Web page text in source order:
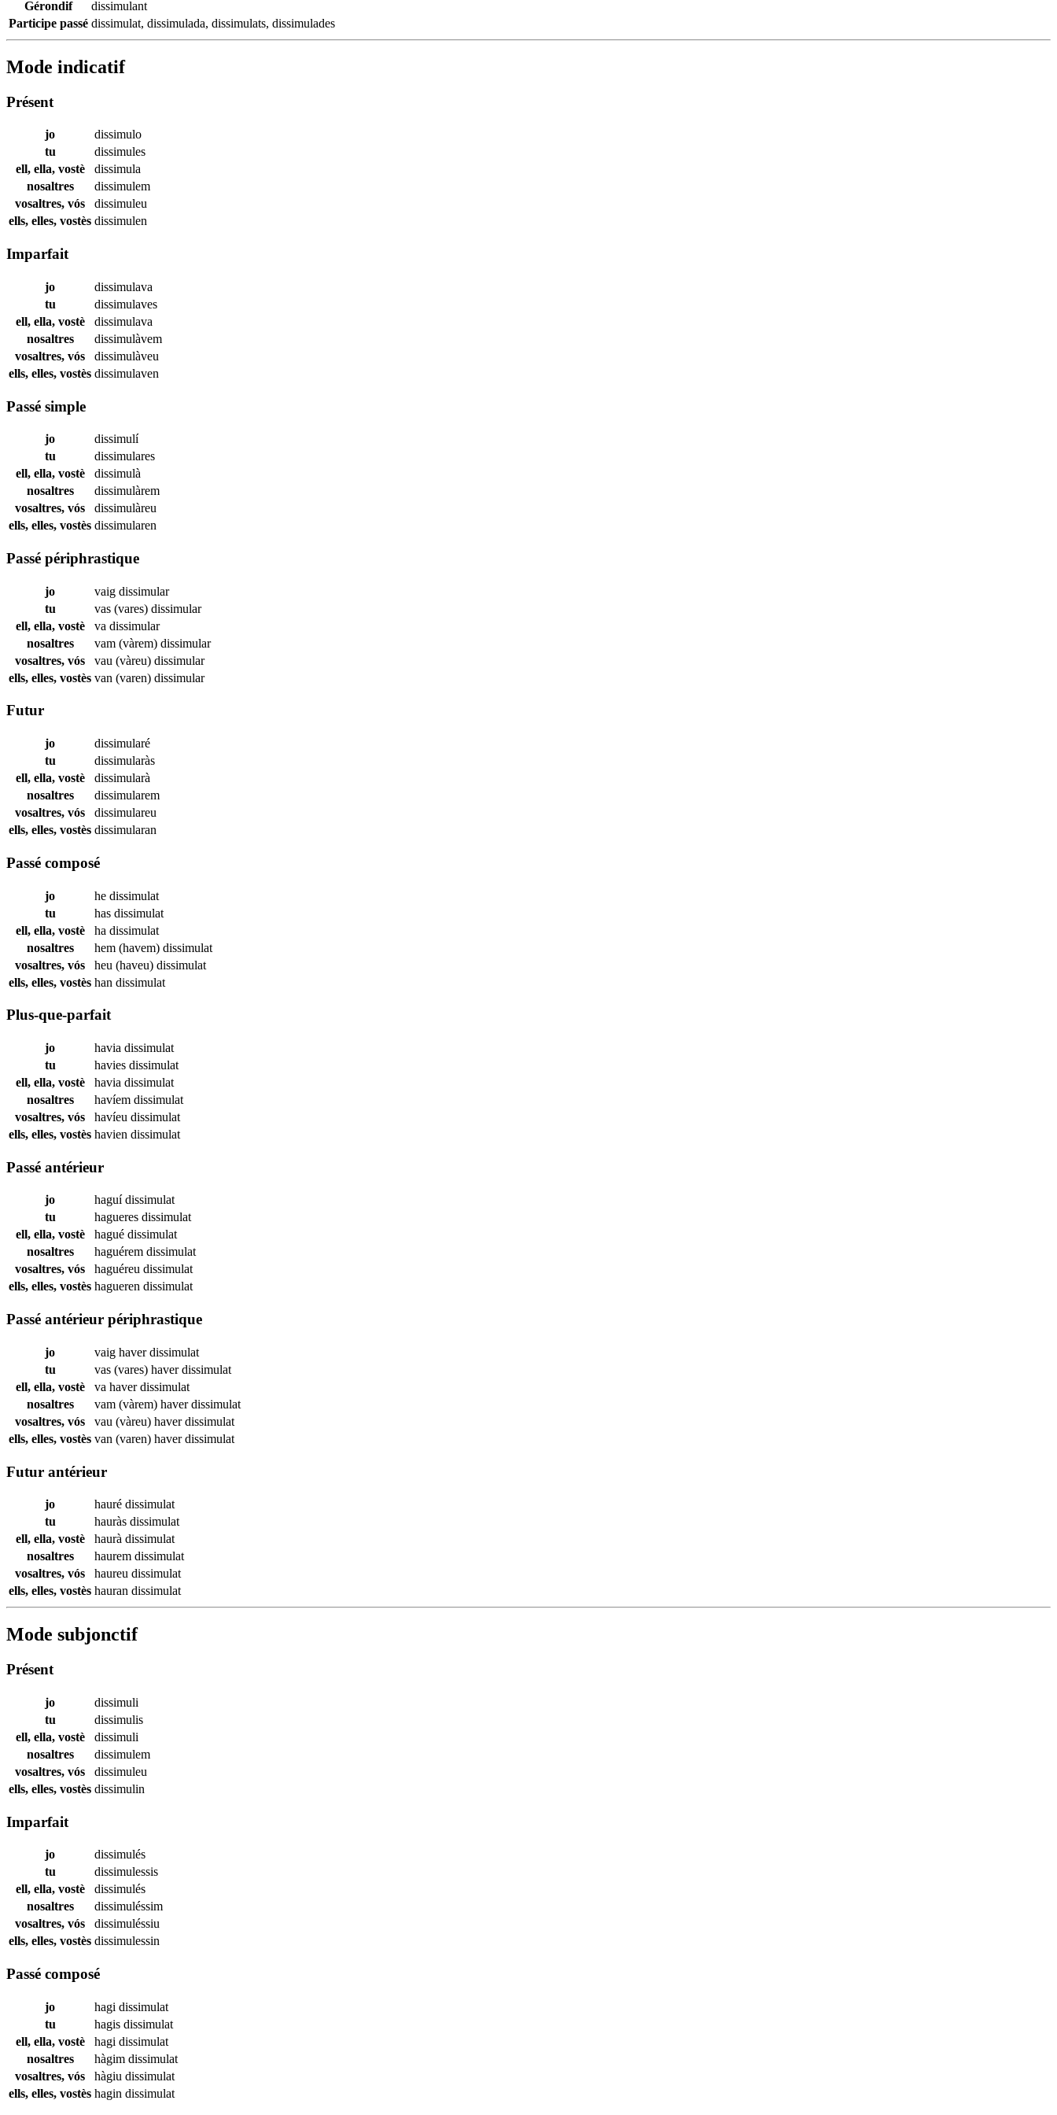
Gérondif
dissimulant
Participe passé dissimulat, dissimulada, dissimulats, dissimulades
Mode indicatif
Présent
jo
dissimulo
tu
dissimules
ell, ella, vostè
dissimula
nosaltres
dissimulem
vosaltres, vós
dissimuleu
ells, elles, vostès dissimulen
Imparfait
jo
dissimulava
tu
dissimulaves
ell, ella, vostè
dissimulava
nosaltres
dissimulàvem
vosaltres, vós
dissimulàveu
ells, elles, vostès dissimulaven
Passé simple
jo
dissimulí
tu
dissimulares
ell, ella, vostè
dissimulà
nosaltres
dissimulàrem
vosaltres, vós
dissimulàreu
ells, elles, vostès dissimularen
Passé périphrastique
jo vaig dissimular
tu
vas (vares) dissimular
ell, ella, vostè
va dissimular
nosaltres
vam (vàrem) dissimular
vosaltres, vós
vau (vàreu) dissimular
ells, elles, vostès van (varen) dissimular
Futur
jo
dissimularé
tu
dissimularàs
ell, ella, vostè
dissimularà
nosaltres
dissimularem
vosaltres, vós
dissimulareu
ells, elles, vostès dissimularan
Passé composé
jo he dissimulat
tu
has dissimulat
ell, ella, vostè
ha dissimulat
nosaltres
hem (havem) dissimulat
vosaltres, vós
heu (haveu) dissimulat
ells, elles, vostès han dissimulat
Plus-que-parfait
jo havia dissimulat
tu
havies dissimulat
ell, ella, vostè
havia dissimulat
nosaltres
havíem dissimulat
vosaltres, vós
havíeu dissimulat
ells, elles, vostès havien dissimulat
Passé antérieur
jo haguídissimulat
tu
hagueres dissimulat
ell, ella, vostè
hagué dissimulat
nosaltres
haguérem dissimulat
vosaltres, vós
haguéreu dissimulat
ells, elles, vostès hagueren dissimulat
Passé antérieur périphrastique
jo vaig haverdissimulat
tu
vas (vares) haverdissimulat
ell, ella, vostè
va haverdissimulat
nosaltres
vam (vàrem) haverdissimulat
vosaltres, vós
vau (vàreu) haverdissimulat
ells, elles, vostès van (varen) haverdissimulat
Futur antérieur
jo hauré dissimulat
tu
hauràs dissimulat
ell, ella, vostè
haurà dissimulat
nosaltres
haurem dissimulat
vosaltres, vós
haureu dissimulat
ells, elles, vostès hauran dissimulat
Mode subjonctif
Présent
jo
dissimuli
tu
dissimulis
ell, ella, vostè
dissimuli
nosaltres
dissimulem
vosaltres, vós
dissimuleu
ells, elles, vostès dissimulin
Imparfait
jo
dissimulés
tu
dissimulessis
ell, ella, vostè
dissimulés
nosaltres
dissimuléssim
vosaltres, vós
dissimuléssiu
ells, elles, vostès dissimulessin
Passé composé
jo hagi dissimulat
tu
hagis dissimulat
ell, ella, vostè
hagi dissimulat
nosaltres
hàgim dissimulat
vosaltres, vós
hàgiu dissimulat
ells, elles, vostès hagin dissimulat